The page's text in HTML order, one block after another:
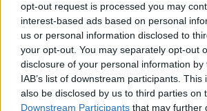
opt-out request is processed you may
interest-based ads based on personal
us or personal information disclosed to
your opt-out. You may separately opt-out
disclosure of your personal information
IAB’s list of downstream participants.
also be disclosed by us to third parties on
Downstream Participants that may further
– U debelom crijevu postoji veliki broj
koje učestvuju u varenju hrane, ali one
okolnostima uvijek ostaju tu, tako da je
duplja sterilna sredina. Ipak, ukoliko
slijepog crijeva, bakterije istog trenutka
trbušnu duplju može da dospije i